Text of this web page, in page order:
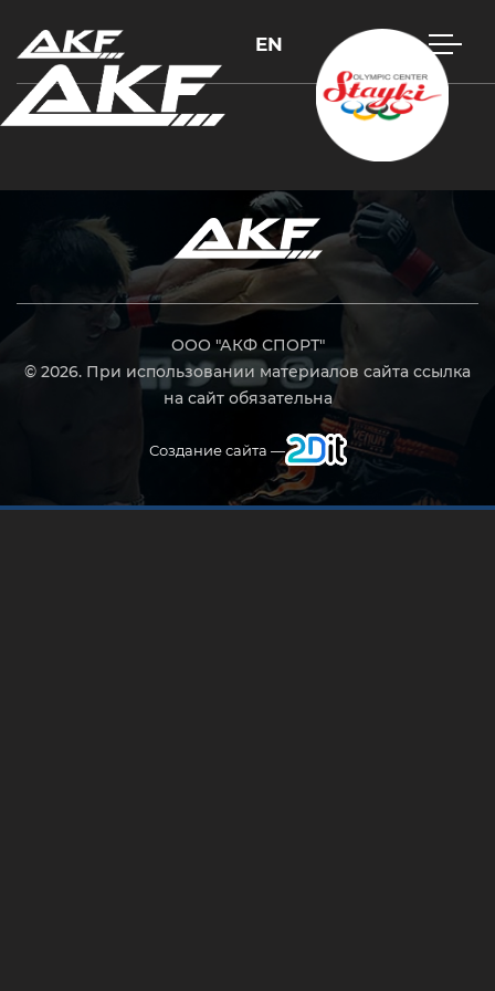
EN
ООО "АКФ СПОРТ"
© 2026. При использовании материалов сайта ссылка
на сайт обязательна
Создание сайта —
Нажмите Enter для поиска или Esc, чтобы закрыть